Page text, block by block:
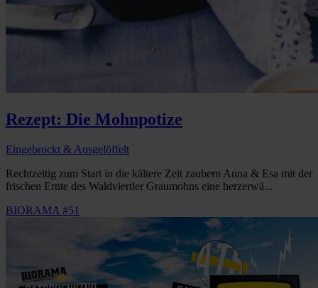
Rezept: Die Mohnpotize
Eingebrockt & Ausgelöffelt
Rechtzeitig zum Start in die kältere Zeit zaubern Anna & Esa mit der
frischen Ernte des Waldviertler Graumohns eine herzerwä...
BIORAMA #51